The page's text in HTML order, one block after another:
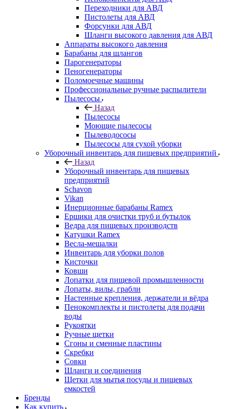
Переходники для АВД
Пистолеты для АВД
Форсунки для АВД
Шланги высокого давления для АВД
Аппараты высокого давления
Барабаны для шлангов
Парогенераторы
Пеногенераторы
Поломоечные машины
Профессиональные ручные распылители
Пылесосы
Назад
Пылесосы
Моющие пылесосы
Пылеводососы
Пылесосы для сухой уборки
Уборочный инвентарь для пищевых предприятий
Назад
Уборочный инвентарь для пищевых
предприятий
Schavon
Vikan
Инерционные барабаны Ramex
Ершики для очистки труб и бутылок
Ведра для пищевых производств
Катушки Ramex
Весла-мешалки
Инвентарь для уборки полов
Кисточки
Ковши
Лопатки для пищевой промышленности
Лопаты, вилы, грабли
Настенные крепления, держатели и вёдра
Пенокомплекты и пистолеты для подачи
воды
Рукоятки
Ручные щетки
Сгоны и сменные пластины
Скребки
Совки
Шланги и соединения
Щетки для мытья посуды и пищевых
емкостей
Бренды
Как купить